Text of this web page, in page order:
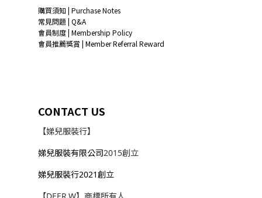
購買須知 | Purchase Notes
常見問題 | Q&A
會員制度 | Membership Policy
會員推薦獎賞 | Member Referral Reward
CONTACT US
【娣兒服裝行】
娣兒服裝有限公司2015創立
娣兒服裝行2021創立